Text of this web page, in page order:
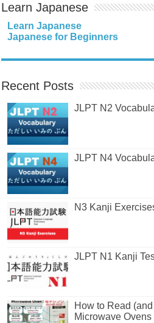
Learn Japanese
Learn Japanese
Japanese for Beginners
Recent Posts
JLPT N2
JLPT N4
N3 Kanji
JLPT N1 Kanji
How to Read
Microwave Ovens